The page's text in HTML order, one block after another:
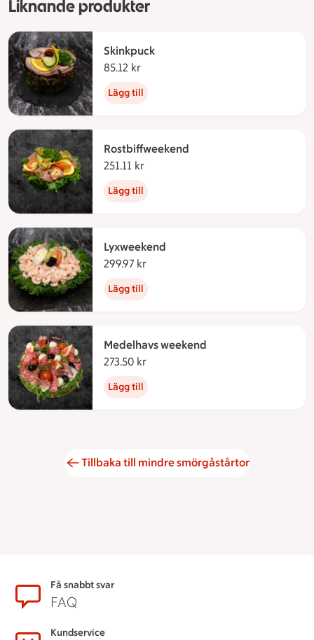
Liknande produkter
Skinkpuck
85.12 kr
Lägg till
Rostbiffweekend
251.11 kr
Lägg till
Lyxweekend
299.97 kr
Lägg till
Medelhavs weekend
273.50 kr
Lägg till
Tillbaka till mindre smörgåstårtor
SidfotFå snabbt svar
FAQ
Kundservice